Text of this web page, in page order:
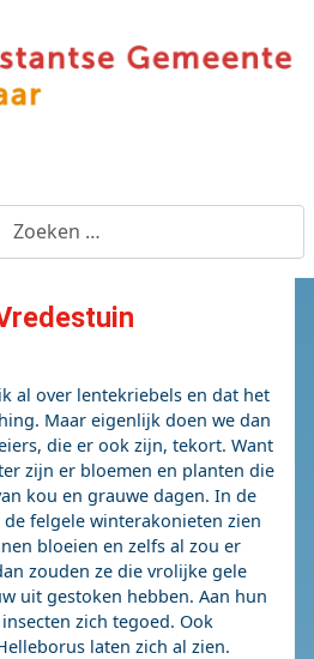
al over lentekriebels en dat het
Maar eigenlijk doen we dan
die er ook zijn, tekort. Want
zijn er bloemen en planten die
kou en grauwe dagen. In de
felgele winterakonieten zien
bloeien en zelfs al zou er
zouden ze die vrolijke gele
uit gestoken hebben. Aan hun
zich tegoed. Ook
laten zich al zien.